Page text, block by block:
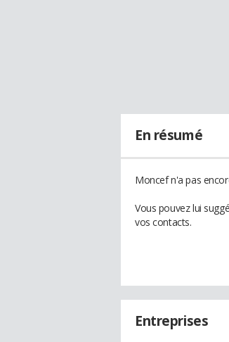
En résumé
Moncef n'a pas
Vous pouvez lui
vos contacts.
Entreprises